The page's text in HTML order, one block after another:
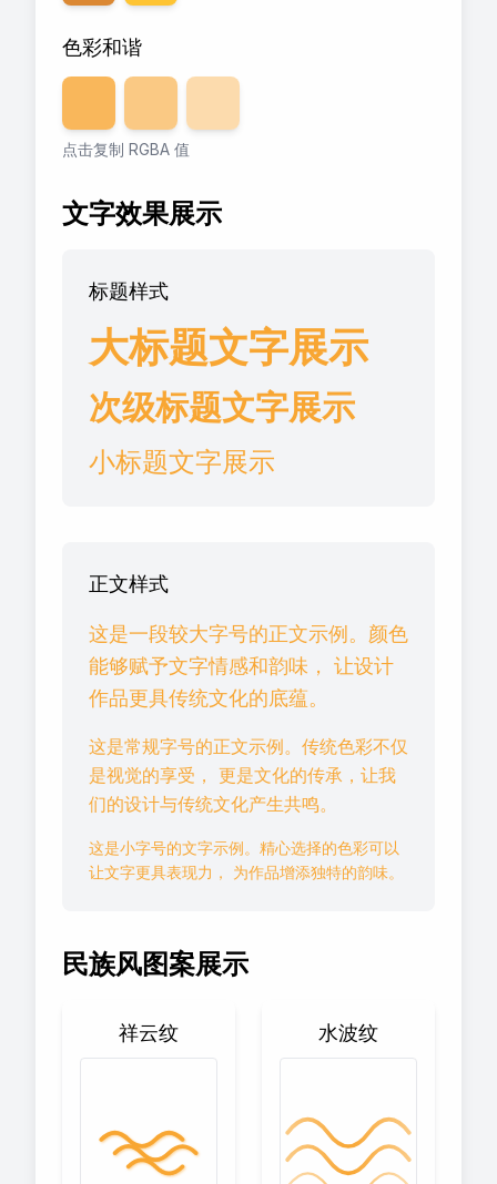
色彩和谐
透明度 80
透明度 60
透明度
点击复制 RGBA 值
文字效果展示
标题样式
大标题文字展示
次级标题文字展示
小标题文字展示
正文样式
这是一段较大字号的正文示例。颜色
能够赋予文字情感和韵味， 让设计
作品更具传统文化的底蕴。
这是常规字号的正文示例。传统色彩不仅
是视觉的享受， 更是文化的传承，让我
们的设计与传统文化产生共鸣。
这是小字号的文字示例。精心选择的色彩可以
让文字更具表现力， 为作品增添独特的韵味。
民族风图案展示
祥云纹 水波纹